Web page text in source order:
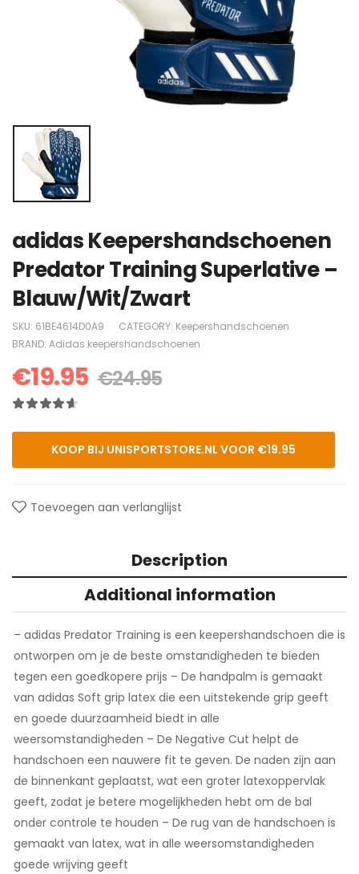
adidas Keepershandschoenen
Predator Training Superlative –
Blauw/Wit/Zwart
SKU: 61BE4614D0A9 CATEGORY: Keepershandschoenen
BRAND: Adidas keepershandschoenen
€19.95 €24.95
KOOP BIJ UNISPORTSTORE.NL VOOR €19.95
Toevoegen aan verlanglijst
Description
Additional information
– adidas Predator Training is een keepershandschoen die is
ontworpen om je de beste omstandigheden te bieden
tegen een goedkopere prijs – De handpalm is gemaakt
van adidas Soft grip latex die een uitstekende grip geeft
en goede duurzaamheid biedt in alle
weersomstandigheden – De Negative Cut helpt de
handschoen een nauwere fit te geven. De naden zijn aan
de binnenkant geplaatst, wat een groter latexoppervlak
geeft, zodat je betere mogelijkheden hebt om de bal
onder controle te houden – De rug van de handschoen is
gemaakt van latex, wat in alle weersomstandigheden
goede wrijving geeft